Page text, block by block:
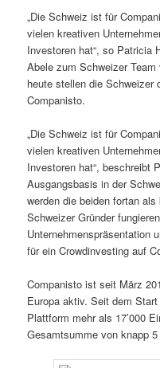
„Die Schweiz ist für
vielen kreativen
Investoren hat“, so Patricia
Abele zum Schweizer
heute stellen die Schweizer
Companisto.
„Die Schweiz ist für
vielen kreativen
Investoren hat“, beschreibt
Ausgangsbasis in der
werden die beiden fortan
Schweizer Gründer
Unternehmenspräsentation
für ein Crowdinvesting auf
Companisto ist seit März
Europa aktiv. Seit dem
Plattform mehr als 17’000
Gesamtsumme von knapp